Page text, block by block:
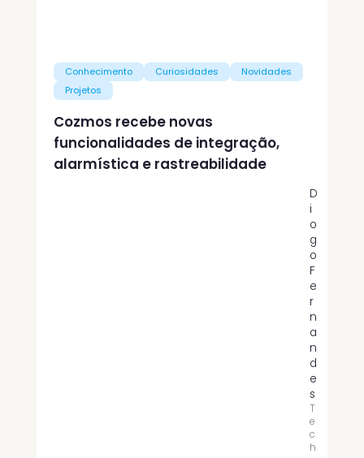
Conhecimento Curiosidades
Novidades
Projetos
Cozmos recebe novas
funcionalidades de integração,
alarmística e rastreabilidade
D
i
o
g
o
F
e
r
n
a
n
d
e
s
T
e
c
h